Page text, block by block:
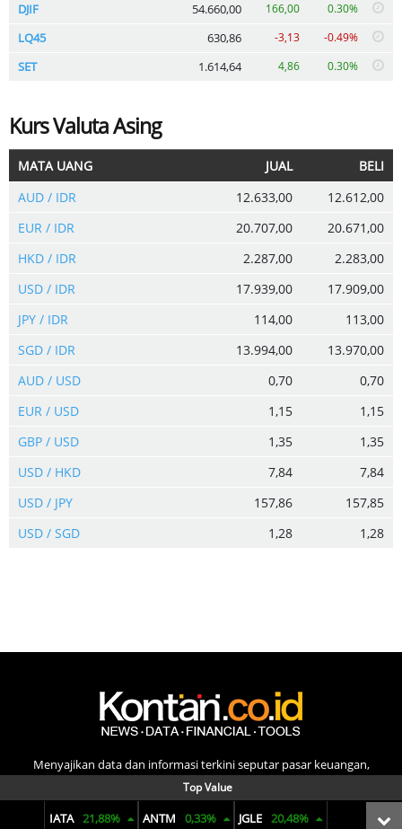
DJIF 54.660,00 166,00 0.30%
LQ45 630,86 -3,13 -0.49%
SET 1.614,64 4,86 0.30%
Kurs Valuta Asing
MATA UANG JUAL
BELI
AUD / IDR
12.633,00
12.612,00
EUR / IDR
20.707,00
20.671,00
HKD / IDR
2.287,00
2.283,00
USD / IDR
17.939,00
17.909,00
JPY / IDR
114,00
113,00
SGD / IDR
13.994,00
13.970,00
AUD / USD
0,70
0,70
EUR / USD
1,15
1,15
GBP / USD
1,35
1,35
USD / HKD
7,84
7,84
USD / JPY
157,86
157,85
USD / SGD
1,28 1,28
Top Value
IATA 21,88% ANTM 0,33% JGLE 20,48%
Menyajikan data dan informasi terkini seputar pasar keuangan,
reksadana, bunga deposito, ekonomi makro, komoditas, hingga
penjualan mobil. Dengan visual yang informatif dan analisis yang
tajam untuk membuat pengambilan keputusan finansial.